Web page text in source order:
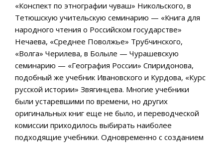
«Конспект по этнографии чуваш» Никольского, в
Тетюшскую учительскую семинарию — «Книга для
народного чтения о Российском государстве»
Нечаева, «Среднее Поволжье» Трубчинского,
«Волга» Черилева, в Болыле — Чурашевскую
семинарию — «География России» Спиридонова,
подобный же учебник Ивановского и Курдова, «Курс
русской истории» Звягинцева. Многие учебники
были устаревшими по времени, но других
оригинальных книг еще не было, и переводческой
комиссии приходилось выбирать наиболее
подходящие учебники. Одновременно с созданием